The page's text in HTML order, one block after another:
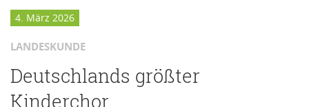
4. März 2026
LANDESKUNDE
Deutschlands größter
Kinderchor